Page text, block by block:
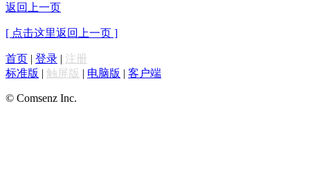
返回上一页
[ 点击这里返回上一页 ]
首页 | 登录 | 注册
标准版 | 触屏版 | 电脑版 | 客户端
© Comsenz Inc.